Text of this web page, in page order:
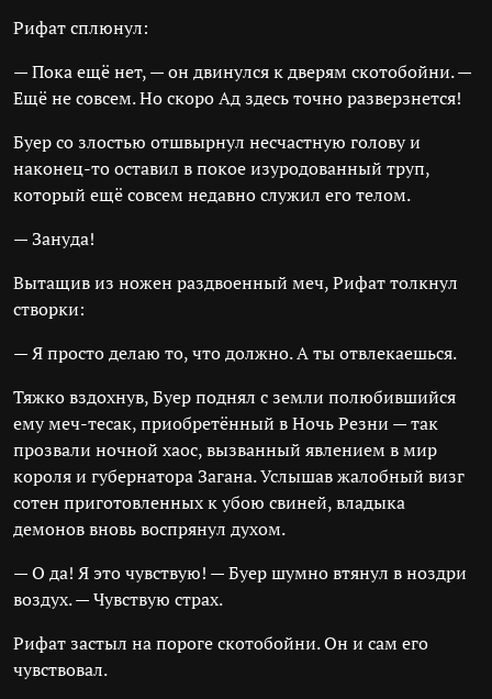
Рифат сплюнул:
— Пока ещё нет, — он двинулся к дверям скотобойни. —
Ещё не совсем. Но скоро Ад здесь точно разверзнется!
Буер со злостью отшвырнул несчастную голову и
наконец-то оставил в покое изуродованный труп,
который ещё совсем недавно служил его телом.
— Зануда!
Вытащив из ножен раздвоенный меч, Рифат толкнул
створки:
— Я просто делаю то, что должно. А ты отвлекаешься.
Тяжко вздохнув, Буер поднял с земли полюбившийся
ему меч-тесак, приобретённый в Ночь Резни — так
прозвали ночной хаос, вызванный явлением в мир
короля и губернатора Загана. Услышав жалобный визг
сотен приготовленных к убою свиней, владыка
демонов вновь воспрянул духом.
— О да! Я это чувствую! — Буер шумно втянул в ноздри
воздух. — Чувствую страх.
Рифат застыл на пороге скотобойни. Он и сам его
чувствовал.